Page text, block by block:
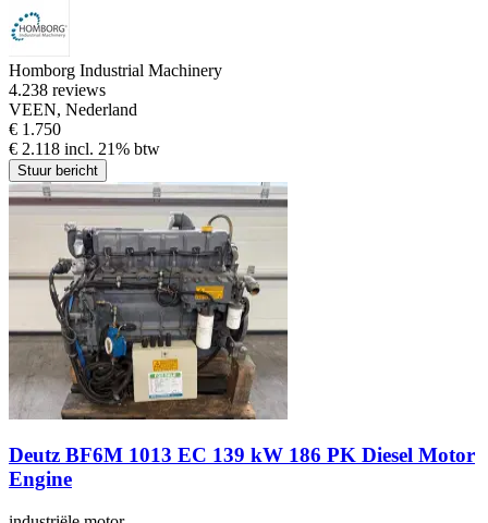
Homborg Industrial Machinery
4.238 reviews
VEEN, Nederland
€ 1.750
€ 2.118 incl. 21% btw
Stuur bericht
Deutz BF6M 1013 EC 139 kW 186 PK Diesel Motor
Engine